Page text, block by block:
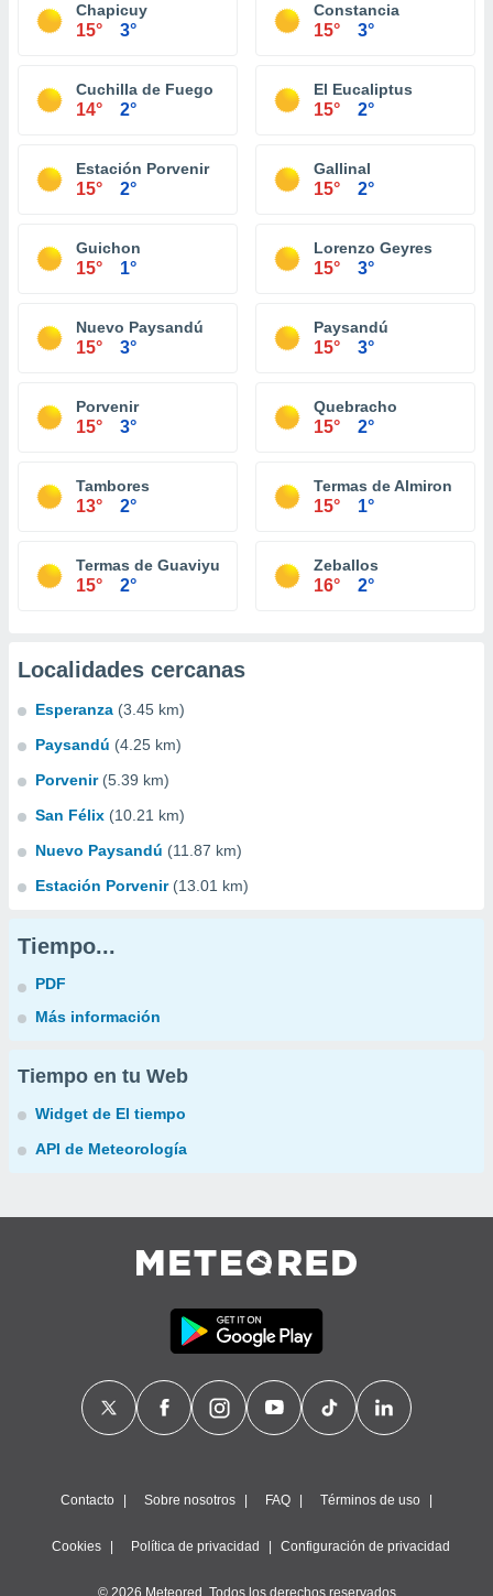
Chapicuy
15° 3°
Constancia
15° 3°
Cuchilla de Fuego
14° 2°
El Eucaliptus
15° 2°
Estación Porvenir
15° 2°
Gallinal
15° 2°
Guichon
15° 1°
Lorenzo Geyres
15° 3°
Nuevo Paysandú
15° 3°
Paysandú
15° 3°
Porvenir
15° 3°
Quebracho
15° 2°
Tambores
13° 2°
Termas de Almiron
15° 1°
Termas de Guaviyu
15° 2°
Zeballos
16° 2°
Localidades cercanas
Esperanza (3.45 km)
Paysandú (4.25 km)
Porvenir (5.39 km)
San Félix (10.21 km)
Nuevo Paysandú (11.87 km)
Estación Porvenir (13.01 km)
Tiempo...
PDF
Más información
Tiempo en tu Web
Widget de El tiempo
API de Meteorología
Contacto Sobre nosotros FAQ Términos de uso
Cookies Política de privacidad Configuración de privacidad
© 2026 Meteored. Todos los derechos reservados